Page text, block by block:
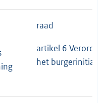
raad
artikel 6
het